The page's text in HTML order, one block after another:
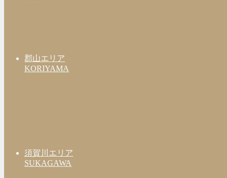
郡山エリア
KORIYAMA
須賀川エリア
SUKAGAWA